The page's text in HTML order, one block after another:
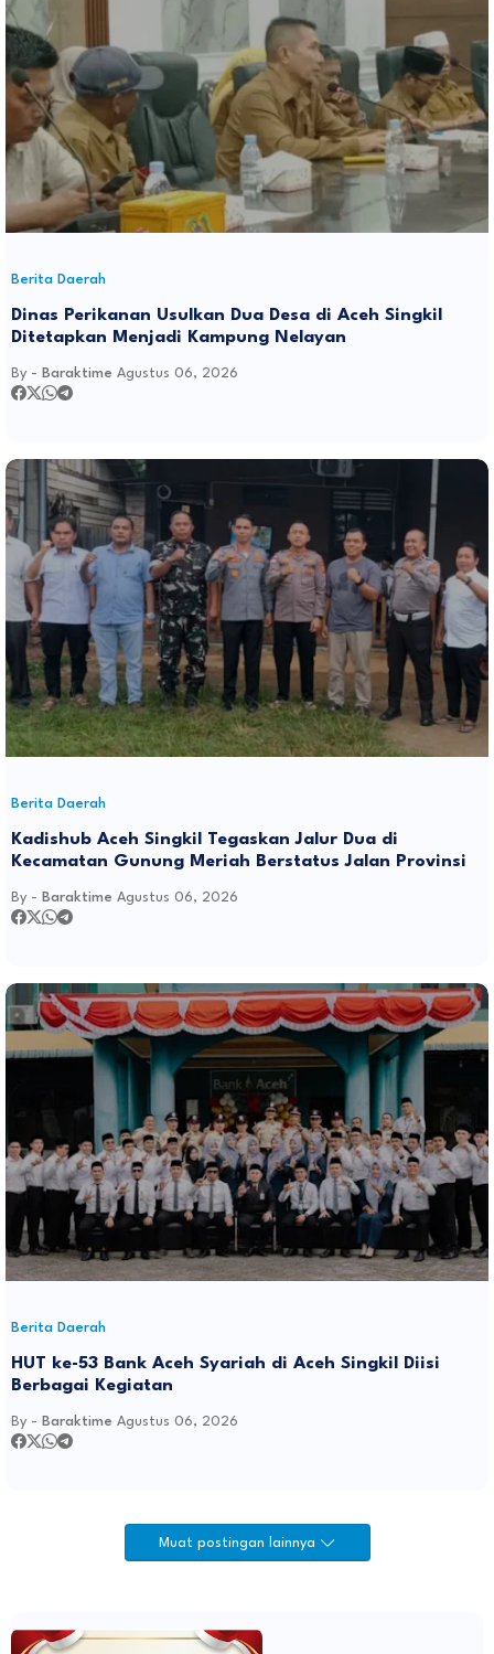
Berita Daerah
Dinas Perikanan Usulkan Dua Desa di Aceh Singkil
Ditetapkan Menjadi Kampung Nelayan
By - Baraktime Agustus 06, 2026
Berita Daerah
Kadishub Aceh Singkil Tegaskan Jalur Dua di
Kecamatan Gunung Meriah Berstatus Jalan Provinsi
By - Baraktime Agustus 06, 2026
Berita Daerah
HUT ke-53 Bank Aceh Syariah di Aceh Singkil Diisi
Berbagai Kegiatan
By - Baraktime Agustus 06, 2026
Muat postingan lainnya